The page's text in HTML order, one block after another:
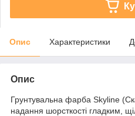
Опис Характеристики
Опис
Грунтувальна фарба Skyline
надання шорсткості гладким,